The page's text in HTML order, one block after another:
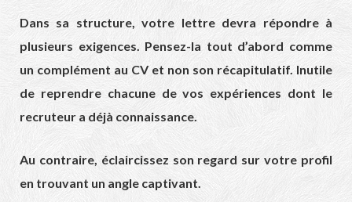
Dans sa structure, votre lettre devra répondre à
plusieurs exigences. Pensez-la tout d’abord comme
un complément au CV et non son récapitulatif. Inutile
de reprendre chacune de vos expériences dont le
recruteur a déjà connaissance.
Au contraire, éclaircissez son regard sur votre profil
en trouvant un angle captivant.